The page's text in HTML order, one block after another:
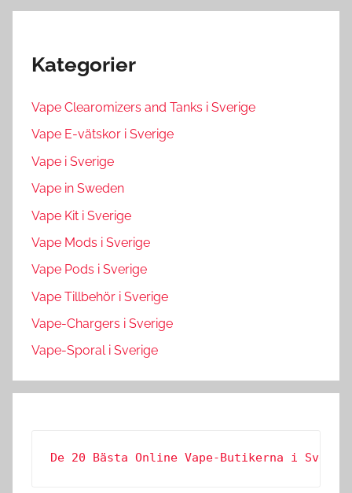
Kategorier
Vape Clearomizers and Tanks i Sverige
Vape E-vätskor i Sverige
Vape i Sverige
Vape in Sweden
Vape Kit i Sverige
Vape Mods i Sverige
Vape Pods i Sverige
Vape Tillbehör i Sverige
Vape-Chargers i Sverige
Vape-Sporal i Sverige
De 20 Bästa Online Vape-Butikerna i